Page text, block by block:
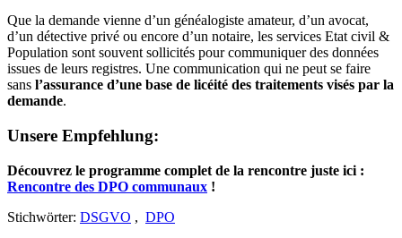
Que la demande vienne d’un généalogiste amateur, d’un avocat,
d’un détective privé ou encore d’un notaire, les services Etat civil &
Population sont souvent sollicités pour communiquer des données
issues de leurs registres. Une communication qui ne peut se faire
sans l’assurance d’une base de licéité des traitements visés par la
demande.
Unsere Empfehlung:
Découvrez le programme complet de la rencontre juste ici :
Rencontre des DPO communaux !
Stichwörter: DSGVO , DPO